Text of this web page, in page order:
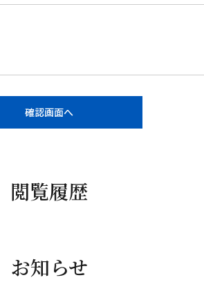
確認画面へ
閲覧履歴
お知らせ